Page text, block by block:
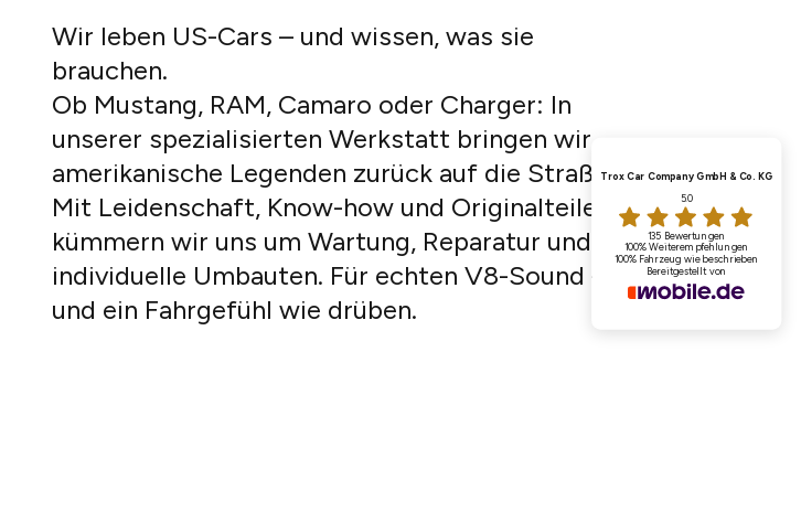
Wir leben US-Cars – und wissen, was sie
brauchen.
Ob Mustang, RAM, Camaro oder Charger: In
unserer spezialisierten Werkstatt bringen wir
amerikanische Legenden zurück auf die Straße.
Mit Leidenschaft, Know-how und Originalteilen
kümmern wir uns um Wartung, Reparatur und
individuelle Umbauten. Für echten V8-Sound –
und ein Fahrgefühl wie drüben.
Trox Car Company GmbH & Co. KG
5.0
135 Bewertungen
100%Weiterempfehlungen
100%Fahrzeug wie beschrieben
Bereitgestellt von